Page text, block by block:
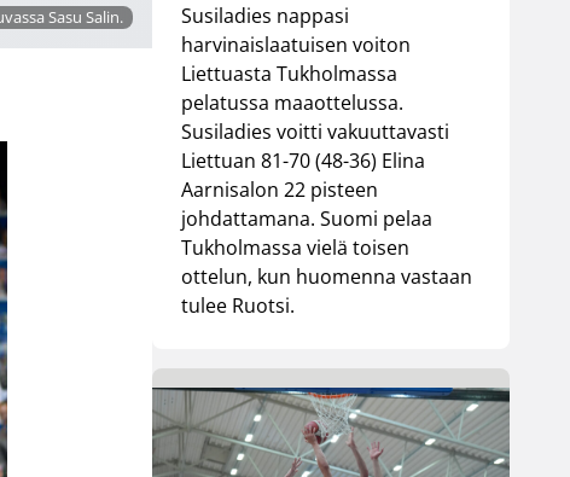
Sasu Salin.
Susiladies nappasi
harvinaislaatuisen voiton
Liettuasta Tukholmassa
pelatussa maaottelussa.
Susiladies voitti vakuuttavasti
Liettuan 81-70 (48-36) Elina
Aarnisalon 22 pisteen
johdattamana. Suomi pelaa
Tukholmassa vielä toisen
ottelun, kun huomenna vastaan
tulee Ruotsi.